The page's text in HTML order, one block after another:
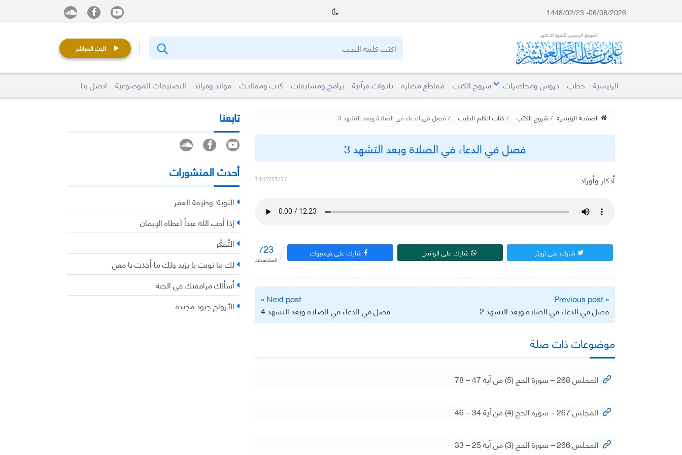
06/08/2026- 1448/02/23
البث المباشر
الرئيسية خطب دروس ومحاضرات شروح الكتب مقاطع مختارة تلاوات قرآنية برامج ومسابقات كتب ومقالات فوائد وفرائد التصنيفات الموضوعية اتصل بنا
الصفحة الرئيسية شروح الكتب كتاب الكلم الطيب فصل في الدعاء في الصلاة وبعد التشهد 3
فصل في الدعاء في الصلاة وبعد التشهد 3
1442/11/17 أذكار وأوراد
شارك على تويتر شارك على الواتس شارك على فيسبوك 723
المشاهدات
تصفّح
المقالات
« Previous post
فصل في الدعاء في الصلاة وبعد التشهد 2
Next post »
فصل في الدعاء في الصلاة وبعد التشهد 4
موضوعات ذات صلة
المجلس 268 – سورة الحج (5) من آية 47 – 78
المجلس 267 – سورة الحج (4) من آية 34 – 46
المجلس 266 – سورة الحج (3) من آية 25 – 33
تابعنا
أحدث المنشورات
التوبة: وظيفة العمر
إذا أحب الله عبداً أعطاه الإيمان
التَّفَكُر
لك ما نويت يا يزيد ولك ما أخذت يا معن
أسألك مرافقتك في الجنة
الأرواح جنود مجندة